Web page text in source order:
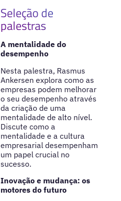
Seleção de
palestras
A mentalidade do
desempenho
Nesta palestra, Rasmus
Ankersen explora como as
empresas podem melhorar
o seu desempenho através
da criação de uma
mentalidade de alto nível.
Discute como a
mentalidade e a cultura
empresarial desempenham
um papel crucial no
sucesso.
Inovação e mudança: os
motores do futuro